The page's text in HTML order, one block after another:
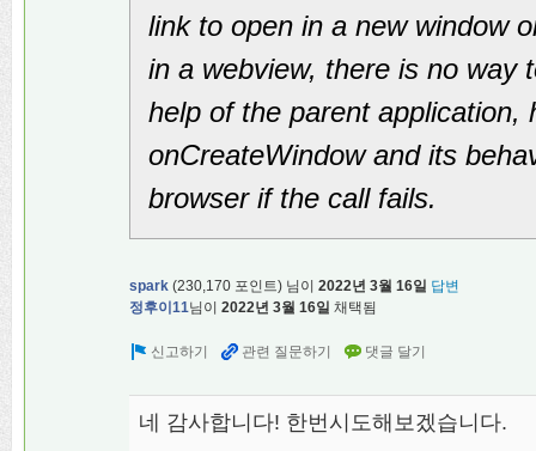
link to open in a new window
in a webview, there is no way
help of the parent application,
onCreateWindow and its
browser if the call fails.
spark (230,170 포인트) 님이 2022년 3월 16일 답변
정후이11님이 2022년 3월 16일 채택됨
네 감사합니다! 한번시도해보겠습니다.